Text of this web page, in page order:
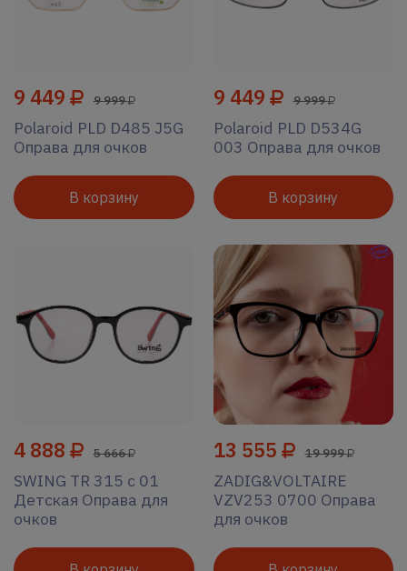
9 449 9 999
Polaroid PLD D485 J5G
Оправа для очков
В корзину
9 449 9 999
Polaroid PLD D534G
003 Оправа для очков
В корзину
4 888 5 666
SWING TR 315 c 01
Детская Оправа для
очков
13 555 19 999
ZADIG&VOLTAIRE
VZV253 0700 Оправа
для очков